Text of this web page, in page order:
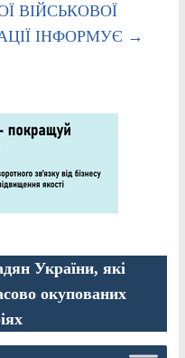
ВІЙСЬКОВОЇ
ІНФОРМУЄ →
України, які
окупованих